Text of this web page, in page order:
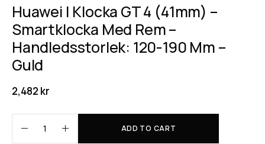
Huawei | Klocka GT 4 (41mm) –
Smartklocka Med Rem –
Handledsstorlek: 120-190 Mm –
Guld
2,482 kr
ADD TO CART